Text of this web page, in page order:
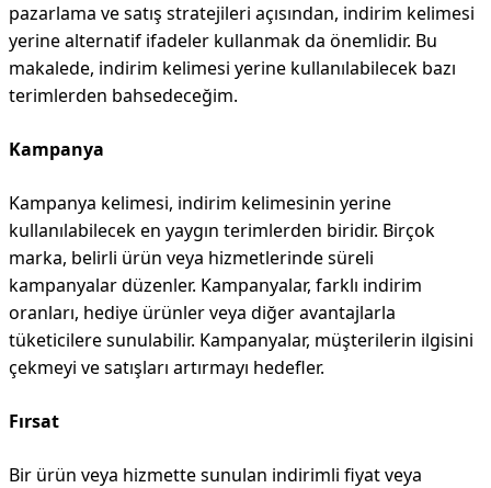
pazarlama ve satış stratejileri açısından, indirim kelimesi
yerine alternatif ifadeler kullanmak da önemlidir. Bu
makalede, indirim kelimesi yerine kullanılabilecek bazı
terimlerden bahsedeceğim.
Kampanya
Kampanya kelimesi, indirim kelimesinin yerine
kullanılabilecek en yaygın terimlerden biridir. Birçok
marka, belirli ürün veya hizmetlerinde süreli
kampanyalar düzenler. Kampanyalar, farklı indirim
oranları, hediye ürünler veya diğer avantajlarla
tüketicilere sunulabilir. Kampanyalar, müşterilerin ilgisini
çekmeyi ve satışları artırmayı hedefler.
Fırsat
Bir ürün veya hizmette sunulan indirimli fiyat veya